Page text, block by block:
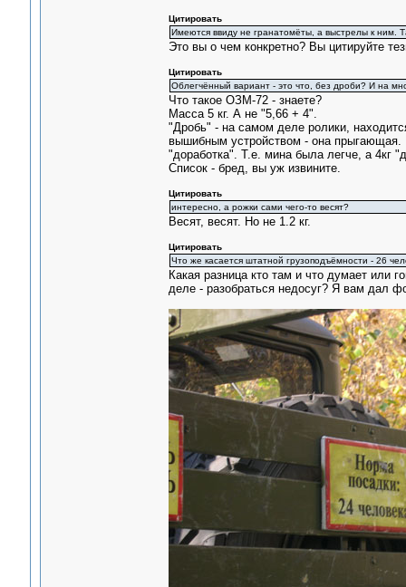
Цитировать
Имеются ввиду не гранатомёты, а выстрелы к ним.
Это вы о чем конкретно? Вы цитируйте
Цитировать
Облегчённый вариант - это что, без дроби? И на
Что такое ОЗМ-72 - знаете?
Масса 5 кг. А не "5,66 + 4".
"Дробь" - на самом деле ролики,
вышибным устройством - она прыгающая.
"доработка". Т.е. мина была легче, а 4кг
Список - бред, вы уж извините.
Цитировать
интересно, а рожки сами чего-то весят?
Весят, весят. Но не 1.2 кг.
Цитировать
Что же касается штатной грузоподъёмности - 26
Какая разница кто там и что думает или
деле - разобраться недосуг? Я вам дал